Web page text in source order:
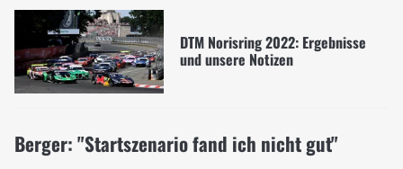
DTM Norisring 2022: Ergebnisse
und unsere Notizen
Berger: "Startszenario fand ich nicht gut"